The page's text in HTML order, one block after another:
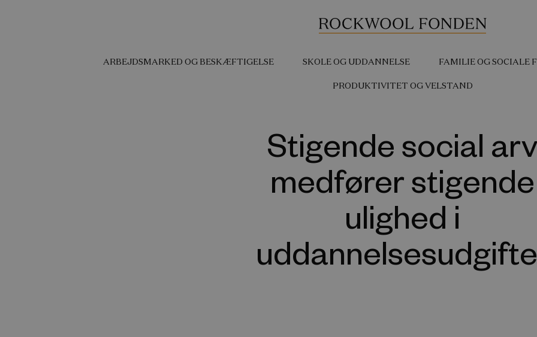
ARBEJDSMARKED OG BESKÆFTIGELSE SKOLE OG UDDANNELSE FAMILIE OG SOCIALE
PRODUKTIVITET OG VELSTAND
Stigende social
medfører stigende
ulighed i